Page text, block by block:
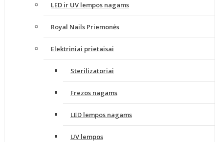
LED ir UV lempos nagams
Royal Nails Priemonės
Elektriniai prietaisai
Sterilizatoriai
Frezos nagams
LED lempos nagams
UV lempos